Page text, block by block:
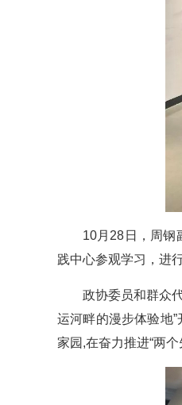
10月28日，周钢
践中心参观学习，进
政协委员和群众
运河畔的漫步体验地
家园,在奋力推进“两